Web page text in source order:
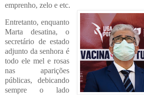
emprenho, zelo e etc.
Entretanto, enquanto
Marta desatina, o
secretário de estado
adjunto da senhora é
todo ele mel e rosas
nas aparições
públicas, debicando
sempre o lado